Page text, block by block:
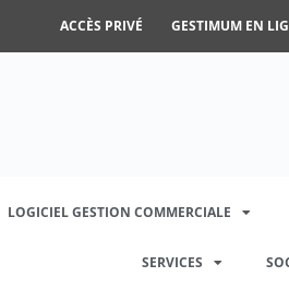
ACCÈS PRIVÉ GESTIMUM EN
LOGICIEL GESTION COMMERCIALE
SERVICES